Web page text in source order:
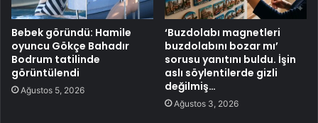
Bebek göründü: Hamile
oyuncu Gökçe Bahadır
Bodrum tatilinde
görüntülendi
Ağustos 5, 2026
‘Buzdolabı magnetleri
buzdolabını bozar mı’
sorusu yanıtını buldu. İşin
aslı söylentilerde gizli
değilmiş…
Ağustos 3, 2026